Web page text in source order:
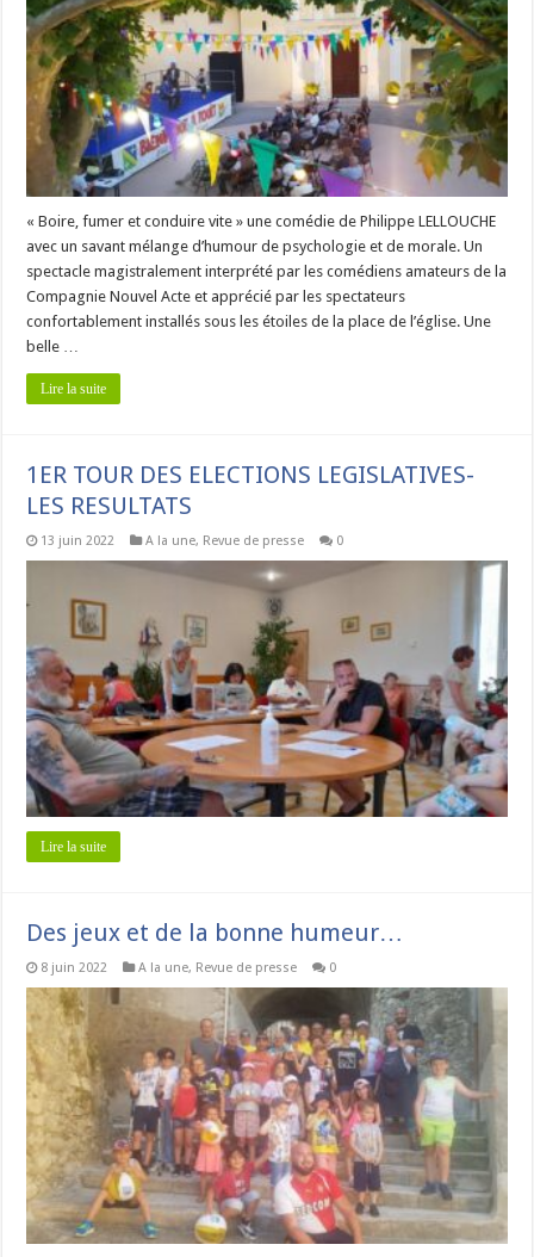
« Boire, fumer et conduire vite » une comédie de Philippe LELLOUCHE
avec un savant mélange d’humour de psychologie et de morale. Un
spectacle magistralement interprété par les comédiens amateurs de la
Compagnie Nouvel Acte et apprécié par les spectateurs
confortablement installés sous les étoiles de la place de l’église. Une
belle …
Lire la suite
1ER TOUR DES ELECTIONS LEGISLATIVES-
LES RESULTATS
13 juin 2022 A la une, Revue de presse 0
Lire la suite
Des jeux et de la bonne humeur…
8 juin 2022 A la une, Revue de presse 0